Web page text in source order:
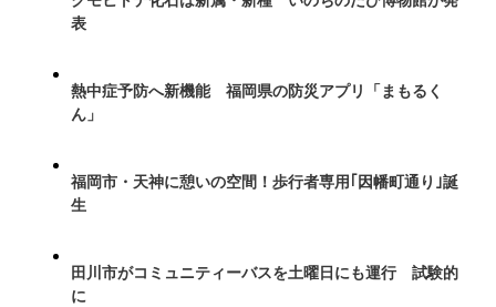
表
熱中症予防へ新機能 福岡県の防災アプリ「まもるく
ん」
福岡市・天神に憩いの空間！歩行者専用｢因幡町通り｣誕
生
田川市がコミュニティーバスを土曜日にも運行 試験的
に